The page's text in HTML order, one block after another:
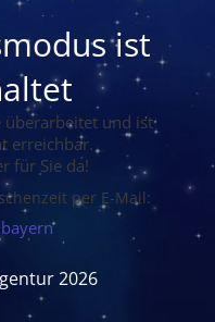
ist
überarbeitet und ist
erreichbar.
für Sie da!
per E-Mail:
2026